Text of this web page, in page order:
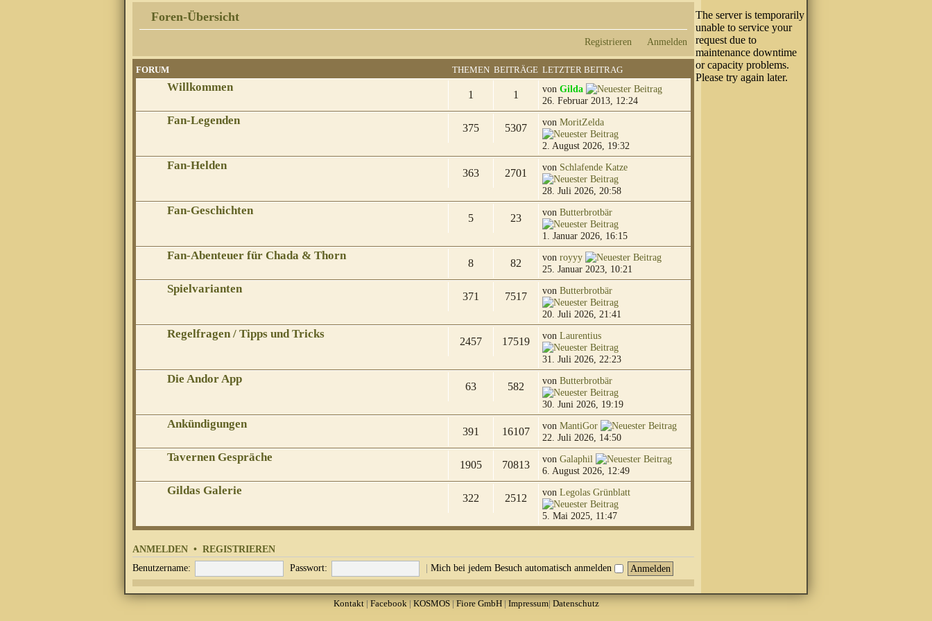
Foren-Übersicht
Registrieren Anmelden
FORUM THEMEN BEITRÄGE LETZTER BEITRAG
Willkommen
1 1 von Gilda
26. Februar 2013, 12:24
Fan-Legenden
375 5307 von MoritZelda
2. August 2026, 19:32
Fan-Helden
363 2701 von Schlafende Katze
28. Juli 2026, 20:58
Fan-Geschichten
5 23 von Butterbrotbär
1. Januar 2026, 16:15
Fan-Abenteuer für Chada & Thorn
8 82 von royyy
25. Januar 2023, 10:21
Spielvarianten
371 7517 von Butterbrotbär
20. Juli 2026, 21:41
Regelfragen / Tipps und Tricks
2457 17519 von Laurentius
31. Juli 2026, 22:23
Die Andor App
63 582 von Butterbrotbär
30. Juni 2026, 19:19
Ankündigungen
391 16107 von MantiGor
22. Juli 2026, 14:50
Tavernen Gespräche
1905 70813 von Galaphil
6. August 2026, 12:49
Gildas Galerie
322 2512 von Legolas Grünblatt
5. Mai 2025, 11:47
ANMELDEN • REGISTRIEREN
Benutzername: Passwort: | Mich bei jedem Besuch automatisch anmelden
Kontakt| Facebook| KOSMOS| Fiore GmbH| Impressum| Datenschutz